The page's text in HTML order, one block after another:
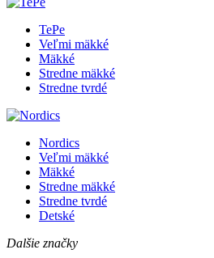
TePe
Veľmi mäkké
Mäkké
Stredne mäkké
Stredne tvrdé
Nordics
Veľmi mäkké
Mäkké
Stredne mäkké
Stredne tvrdé
Detské
Dalšie značky